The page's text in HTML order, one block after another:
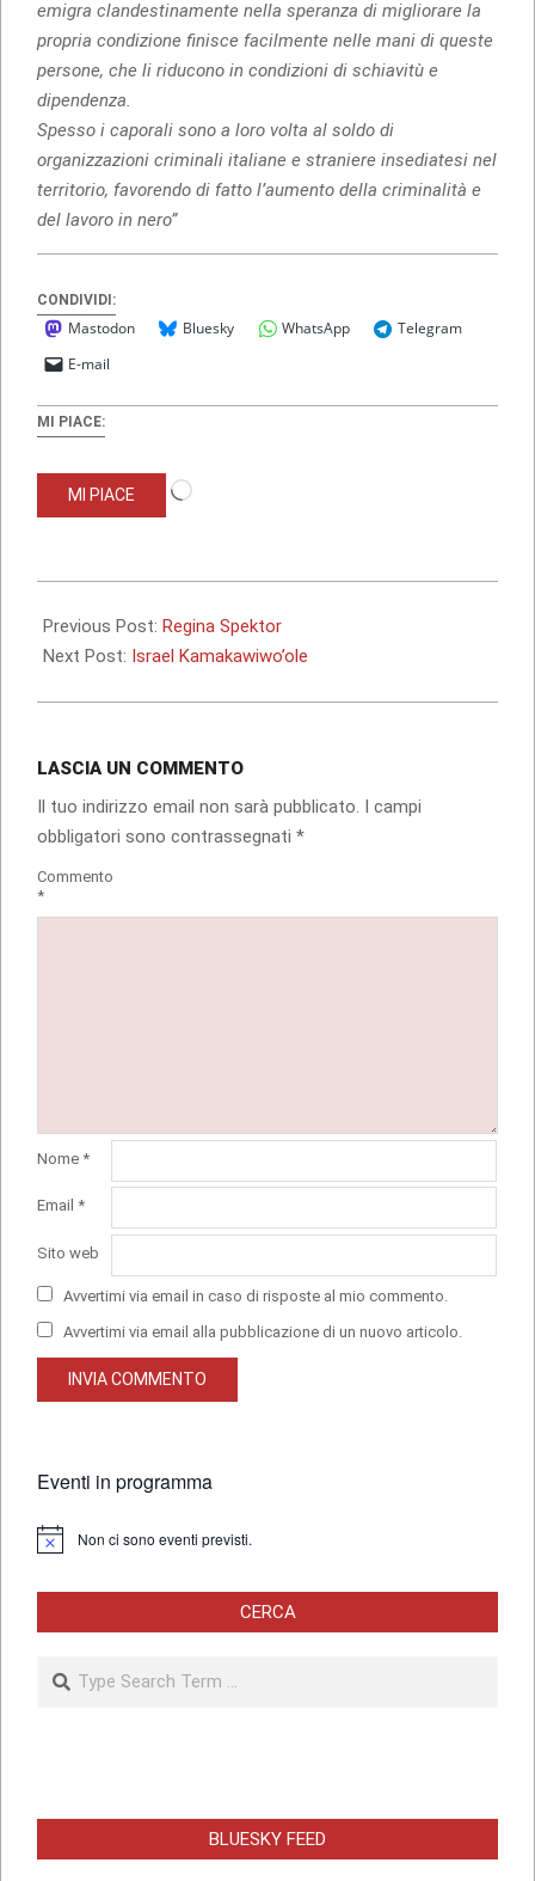
emigra clandestinamente nella speranza di migliorare la
propria condizione finisce facilmente nelle mani di queste
persone, che li riducono in condizioni di schiavitù e
dipendenza.
Spesso i caporali sono a loro volta al soldo di
organizzazioni criminali italiane e straniere insediatesi nel
territorio, favorendo di fatto l’aumento della criminalità e
del lavoro in nero”
CONDIVIDI:
Mastodon Bluesky WhatsApp
Telegram
E-mail
MI PIACE:
MI PIACE
01-
08
Previous Post: Regina Spektor
Next Post: Israel Kamakawiwo’ole
LASCIA UN COMMENTO
Il tuo indirizzo email non sarà pubblicato. I campi
obbligatori sono contrassegnati *
Commento
*
Nome *
Email *
Sito web
Avvertimi via email in caso di risposte al mio commento.
Avvertimi via email alla pubblicazione di un nuovo articolo.
Eventi in programma
Notice Non ci sono eventi previsti.
CERCA
Search
BLUESKY FEED